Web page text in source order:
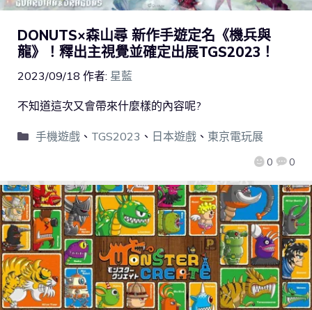
DONUTS×森山尋 新作手遊定名《機兵與
龍》！釋出主視覺並確定出展TGS2023！
2023/09/18 作者: 星藍
0 0
不知道這次又會帶來什麼樣的內容呢?
手機遊戲、 TGS2023 、 日本遊戲、 東京電玩展